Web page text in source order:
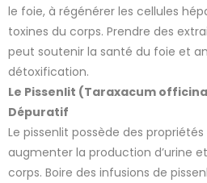
le foie, à régénérer les cellules
toxines du corps. Prendre des
peut soutenir la santé du foie et
détoxification.
Le Pissenlit (Taraxacum
Dépuratif
Le pissenlit possède des
augmenter la production d’urine
corps. Boire des infusions de